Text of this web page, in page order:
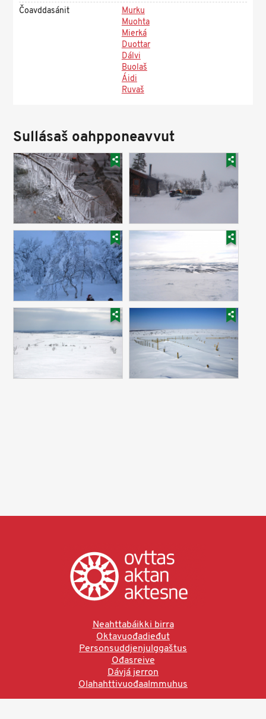
Čoavddasánit
Murku
Muohta
Mierká
Duottar
Dálvi
Buolaš
Áidi
Ruvaš
Sullásaš oahpponeavvut
Neahttabáikki birra
Oktavuođadieđut
Personsuddjenjulggaštus
Ođasreive
Dávjá jerron
Olahahttivuođaalmmuhus